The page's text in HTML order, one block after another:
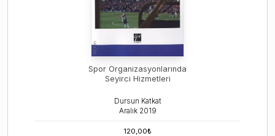
Spor Organizasyonlarında
Seyirci Hizmetleri
Dursun Katkat
Aralık 2019
120,00₺